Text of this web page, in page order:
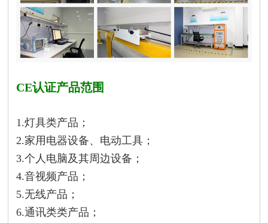
CE认证产品范围
1.灯具类产品；
2.家用电器设备、电动工具；
3.个人电脑及其周边设备；
4.音视频产品；
5.无线产品；
6.通讯类类产品；